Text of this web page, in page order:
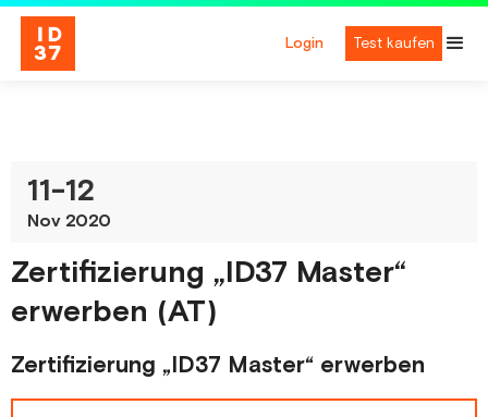
Login Test kaufen
11-12
Nov 2020
Zertifizierung „ID37 Master“
erwerben (AT)
Zertifizierung „ID37 Master“ erwerben